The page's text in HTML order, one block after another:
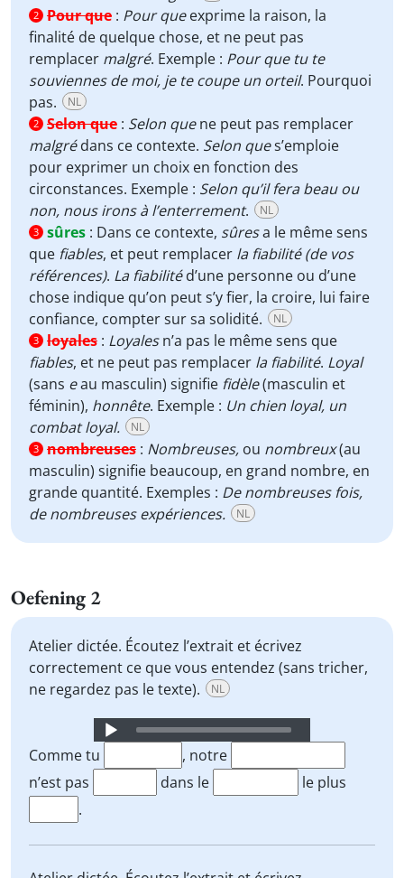
2 Pour que : Pour queexprime la raison, la
finalité de quelque chose, et ne peut pas
remplacer malgré. Exemple : Pour que tu te
souviennes de moi, je te coupe un orteil. Pourquoi
pas.
NL
2 Selon que : Selon quene peut pas remplacer
malgrédans ce contexte. Selon ques’emploie
pour exprimer un choix en fonction des
circonstances. Exemple : Selon qu’il fera beau ou
non, nous irons à l’enterrement. NL
3 sûres : Dans ce contexte, sûresa le même sens
que fiables, et peut remplacer la fiabilité (de vos
références). La fiabilitéd’une personne ou d’une
chose indique qu’on peut s’y fier, la croire, lui faire
confiance, compter sur sa solidité.
NL
3 loyales : Loyalesn’a pas le même sens que
fiables, et ne peut pas remplacer la fiabilité. Loyal
(sans eau masculin) signifie fidèle(masculin et
féminin), honnête. Exemple : Un chien loyal, un
combat loyal.
NL
3 nombreuses : Nombreuses, ou nombreux(au
masculin) signifie beaucoup, en grand nombre, en
grande quantité. Exemples : De nombreuses fois,
de nombreuses expériences.
NL
Oefening 2
Atelier dictée. Écoutez l’extrait et écrivez
correctement ce que vous entendez (sans tricher,
ne regardez pas le texte).
NL
Audio
Player
Comme tu
, notre
n’est pas
dans le
le plus
.